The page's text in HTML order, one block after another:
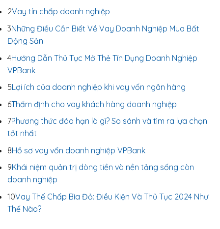
2Vay tín chấp doanh nghiệp
3Những Điều Cần Biết Về Vay Doanh Nghiệp Mua Bất
Động Sản
4Hướng Dẫn Thủ Tục Mở Thẻ Tín Dụng Doanh Nghiệp
VPBank
5Lợi ích của doanh nghiệp khi vay vốn ngân hàng
6Thẩm định cho vay khách hàng doanh nghiệp
7Phương thức đáo hạn là gì? So sánh và tìm ra lựa chọn
tốt nhất
8Hồ sơ vay vốn doanh nghiệp VPBank
9Khái niệm quản trị dòng tiền và nền tảng sống còn
doanh nghiệp
10Vay Thế Chấp Bìa Đỏ: Điều Kiện Và Thủ Tục 2024 Như
Thế Nào?